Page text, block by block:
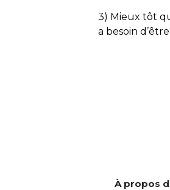
3) Mieux tôt
a besoin
À propos